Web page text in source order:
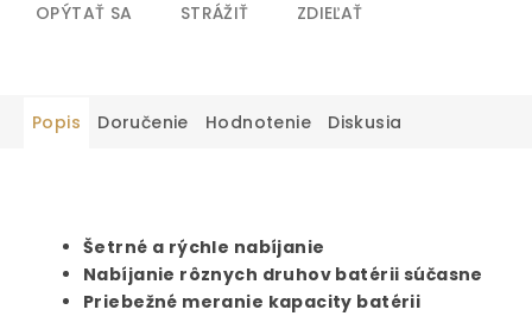
OPÝTAŤ SA STRÁŽIŤ ZDIEĽAŤ
Popis Doručenie Hodnotenie Diskusia
Šetrné a rýchle nabíjanie
Nabíjanie rôznych druhov batérii súčasne
Priebežné meranie kapacity batérii